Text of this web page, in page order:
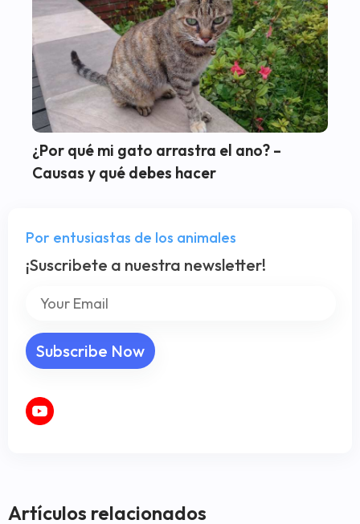
¿Por qué mi gato arrastra el ano? –
Causas y qué debes hacer
Por entusiastas de los animales
¡Suscribete a nuestra newsletter!
Artículos relacionados